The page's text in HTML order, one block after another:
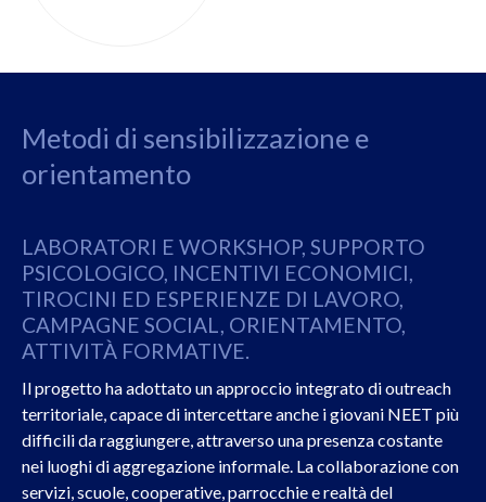
Metodi di sensibilizzazione e
orientamento
LABORATORI E WORKSHOP, SUPPORTO
PSICOLOGICO, INCENTIVI ECONOMICI,
TIROCINI ED ESPERIENZE DI LAVORO,
CAMPAGNE SOCIAL, ORIENTAMENTO,
ATTIVITÀ FORMATIVE.
Il progetto ha adottato un approccio integrato di outreach
territoriale, capace di intercettare anche i giovani NEET più
difficili da raggiungere, attraverso una presenza costante
nei luoghi di aggregazione informale. La collaborazione con
servizi, scuole, cooperative, parrocchie e realtà del